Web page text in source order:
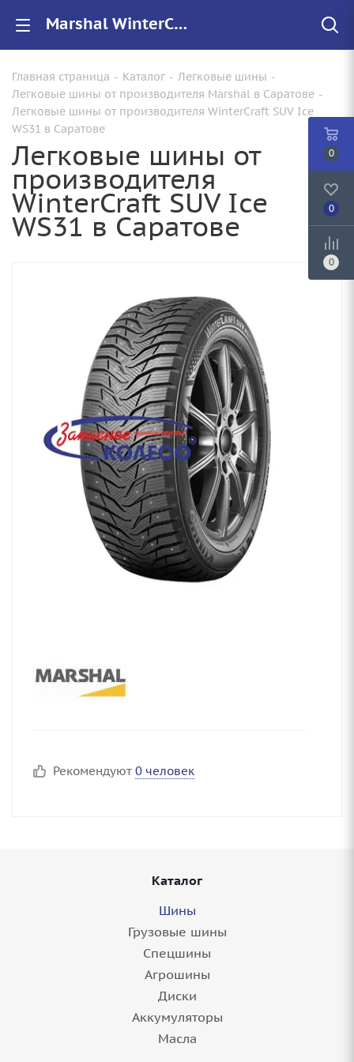
Marshal WinterCraft SUV Ice WS31 купить в Саратове, цены на резину WinterCraft SUV Ice WS31 для авто
Главная страница - Каталог - Легковые шины -
Легковые шины от производителя Marshal в Саратове -
Легковые шины от производителя WinterCraft SUV Ice
WS31 в Саратове
Легковые шины от
производителя
WinterCraft SUV Ice
WS31 в Саратове
Рекомендуют 0 человек
Каталог
Шины
Грузовые шины
Спецшины
Агрошины
Диски
Аккумуляторы
Масла
0
0
0